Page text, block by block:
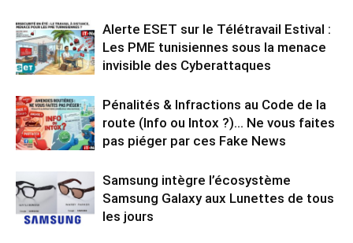
Alerte ESET sur le Télétravail Estival :
Les PME tunisiennes sous la menace
invisible des Cyberattaques
Pénalités & Infractions au Code de la
route (Info ou Intox ?)… Ne vous faites
pas piéger par ces Fake News
Samsung intègre l’écosystème
Samsung Galaxy aux Lunettes de tous
les jours